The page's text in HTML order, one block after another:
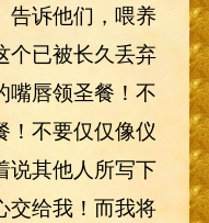
告诉他们，喂养
个已被长久丢弃
嘴唇领圣餐！不
！不要仅仅像仪
说其他人所写下
交给我！而我将